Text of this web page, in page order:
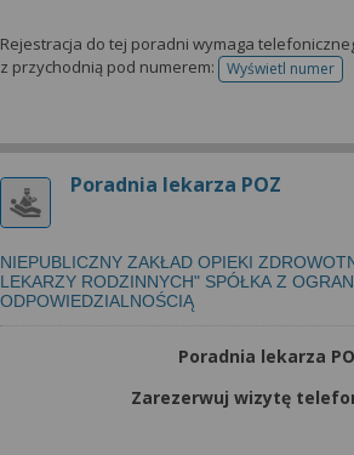
Rejestracja do tej poradni wymaga
z przychodnią pod numerem:
Wyświetl numer
telefonu
Poradnia lekarza POZ
NIEPUBLICZNY ZAKŁAD OPIEKI
LEKARZY RODZINNYCH" SPÓŁKA Z
ODPOWIEDZIALNOŚCIĄ
Poradnia lekarza
Zarezerwuj wizytę